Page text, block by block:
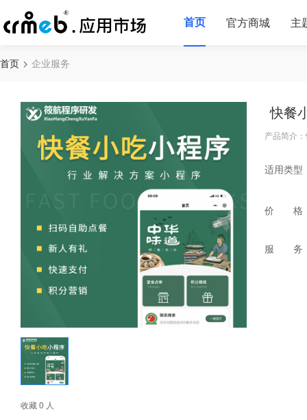
首页 官方商城 主
首页 企业服务
收藏 0 人
快餐
产品简介
适用类型
价 格
服 务